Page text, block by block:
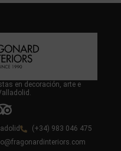
en decoración, arte e
(+34) 983 046 475